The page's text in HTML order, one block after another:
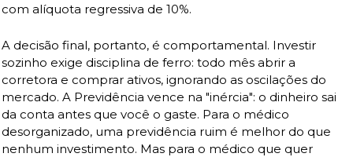
com alíquota regressiva de 10%.
A decisão final, portanto, é comportamental. Investir
sozinho exige disciplina de ferro: todo mês abrir a
corretora e comprar ativos, ignorando as oscilações do
mercado. A Previdência vence na "inércia": o dinheiro sai
da conta antes que você o gaste. Para o médico
desorganizado, uma previdência ruim é melhor do que
nenhum investimento. Mas para o médico que quer